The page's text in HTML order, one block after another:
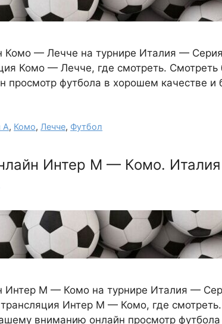
Комо — Лечче на турнире Италия —
Комо — Лечче, где смотреть.
просмотр футбола в хорошем качестве
А, Комо, Лечче, Футбол
Интер М — Комо.
Интер М — Комо на турнире Италия —
Интер М — Комо, где
вниманию онлайн просмотр